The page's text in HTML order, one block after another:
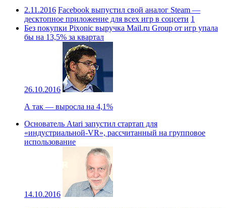
2.11.2016 Facebook выпустил свой аналог Steam —
десктопное приложение для всех игр в соцсети 1
Без покупки Pixonic выручка Mail.ru Group от игр упала
бы на 13,5% за квартал
26.10.2016
А так — выросла на 4,1%
Основатель Atari запустил стартап для
«индустриальной-VR», рассчитанный на групповое
использование
14.10.2016